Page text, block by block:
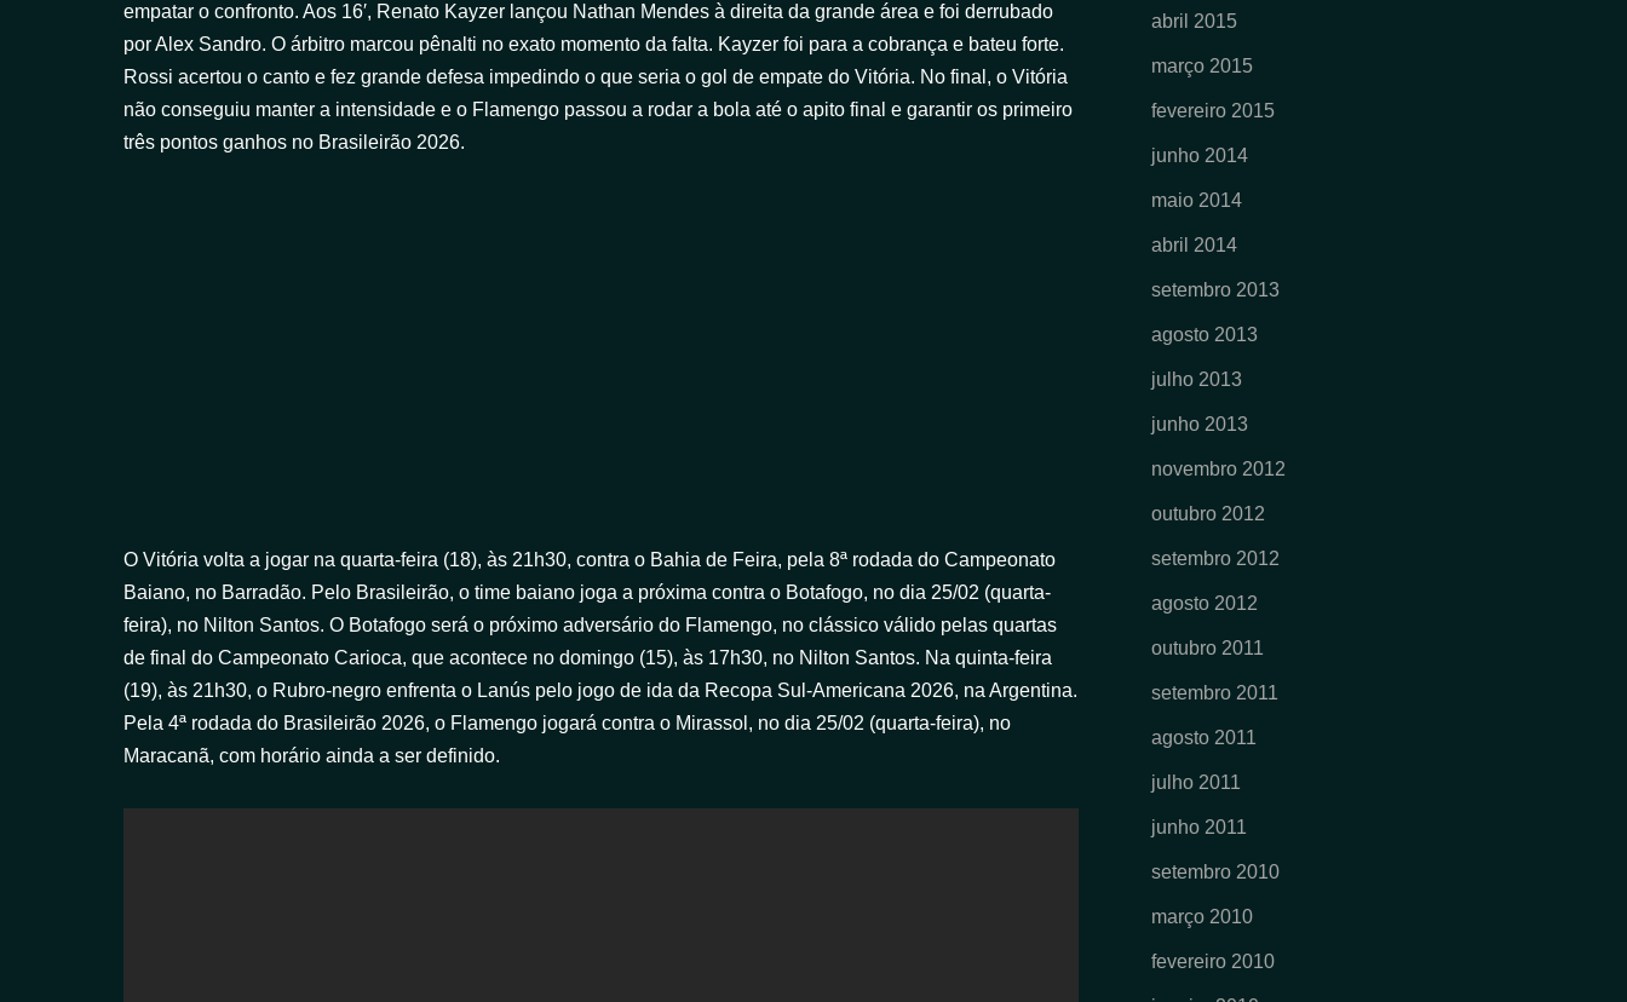
empatar o confronto. Aos 16′, Renato Kayzer lançou Nathan Mendes à direita da grande área e foi derrubado
por Alex Sandro. O árbitro marcou pênalti no exato momento da falta. Kayzer foi para a cobrança e bateu forte.
Rossi acertou o canto e fez grande defesa impedindo o que seria o gol de empate do Vitória. No final, o Vitória
não conseguiu manter a intensidade e o Flamengo passou a rodar a bola até o apito final e garantir os primeiro
três pontos ganhos no Brasileirão 2026.
O Vitória volta a jogar na quarta-feira (18), às 21h30, contra o Bahia de Feira, pela 8ª rodada do Campeonato
Baiano, no Barradão. Pelo Brasileirão, o time baiano joga a próxima contra o Botafogo, no dia 25/02 (quarta-
feira), no Nilton Santos. O Botafogo será o próximo adversário do Flamengo, no clássico válido pelas quartas
de final do Campeonato Carioca, que acontece no domingo (15), às 17h30, no Nilton Santos. Na quinta-feira
(19), às 21h30, o Rubro-negro enfrenta o Lanús pelo jogo de ida da Recopa Sul-Americana 2026, na Argentina.
Pela 4ª rodada do Brasileirão 2026, o Flamengo jogará contra o Mirassol, no dia 25/02 (quarta-feira), no
Maracanã, com horário ainda a ser definido.
abril 2015
março 2015
fevereiro 2015
junho 2014
maio 2014
abril 2014
setembro 2013
agosto 2013
julho 2013
junho 2013
novembro 2012
outubro 2012
setembro 2012
agosto 2012
outubro 2011
setembro 2011
agosto 2011
julho 2011
junho 2011
setembro 2010
março 2010
fevereiro 2010